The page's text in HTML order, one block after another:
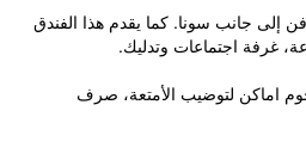
إلى جانب سونا. كما يقدم هذا الفندق
غرفة اجتماعات وتدليك.
هذا الفندق والمصنف 4 نجوم اماكن لتوضيب الأمتعة، صرف